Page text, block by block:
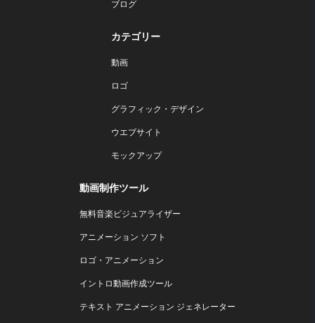
ブログ
カテゴリー
動画
ロゴ
グラフィック・デザイン
ウエブサイト
モックアップ
動画制作ツール
無料音楽ビジュアライザー
アニメーション ソフト
ロゴ・アニメーション
イントロ動画作成ツール
テキスト アニメーション ジェネレーター